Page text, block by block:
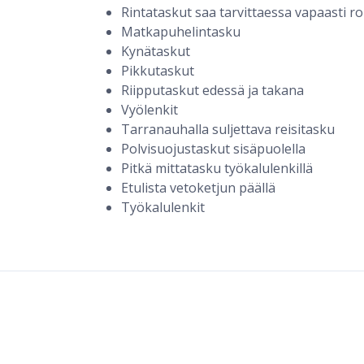
Rintataskut saa tarvittaessa vapaasti
Matkapuhelintasku
Kynätaskut
Pikkutaskut
Riipputaskut edessä ja takana
Vyölenkit
Tarranauhalla suljettava reisitasku
Polvisuojustaskut sisäpuolella
Pitkä mittatasku työkalulenkillä
Etulista vetoketjun päällä
Työkalulenkit